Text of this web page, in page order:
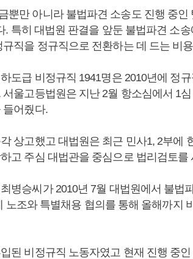
뿐만 아니라 불법파견 소송도 진행 중인
. 특히 대법원 판결을 앞둔 불법파견 소
직을 정규직으로 전환하는 데 드는 비
도급 비정규직 1941명은 2010년에 정
울고등법원은 지난 2월 항소심에서 1
들어줬다.
상고했고 대법원은 최근 민사1, 2부에
고 주심 대법관을 중심으로 법리검토를
병승씨가 2010년 7월 대법원에서 불법
노조와 특별채용 협의를 통해 올해까지
된 비정규직 노동자였고 현재 진행 중